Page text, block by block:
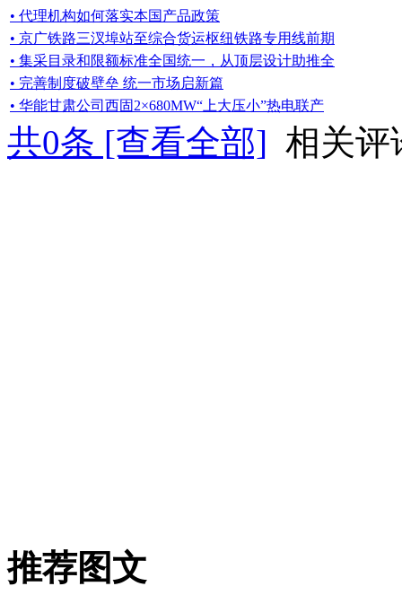
• 代理机构如何落实本国产品政策
• 京广铁路三汊埠站至综合货运枢纽铁路专用线前期
• 集采目录和限额标准全国统一，从顶层设计助推全
• 完善制度破壁垒 统一市场启新篇
• 华能甘肃公司西固2×680MW“上大压小”热电联产
共0条 [查看全部] 相关评
推荐图文